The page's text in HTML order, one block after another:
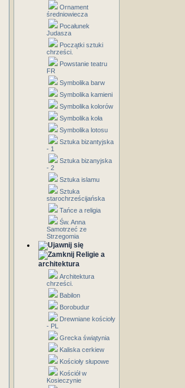
Ornament
średniowiecza
Pocałunek
Judasza
Początki sztuki
chrześci.
Powstanie teatru
FR
Symbolika barw
Symbolika kamieni
Symbolika kolorów
Symbolika koła
Symbolika lotosu
Sztuka bizantyjska
- 1
Sztuka bizanyjska
- 2
Sztuka islamu
Sztuka
starochrześcijańska
Tańce a religia
Św. Anna
Samotrzeć ze
Strzegomia
Religie a
architektura
Architektura
chrześci.
Babilon
Borobudur
Drewniane kościoły
- PL
Grecka świątynia
Kaliska cerkiew
Kościoły słupowe
Kościół w
Kosieczynie